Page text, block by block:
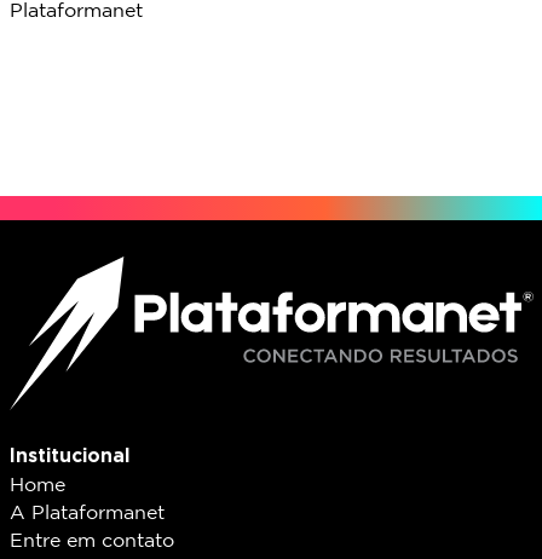
Plataformanet
Institucional
Home
A Plataformanet
Entre em contato